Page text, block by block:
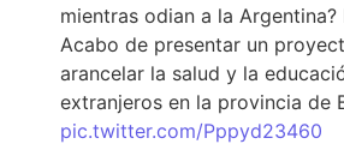
mientras odian a la
Acabo de presentar un
arancelar la salud y la
extranjeros en la provincia de
pic.twitter.com/Pppyd23460